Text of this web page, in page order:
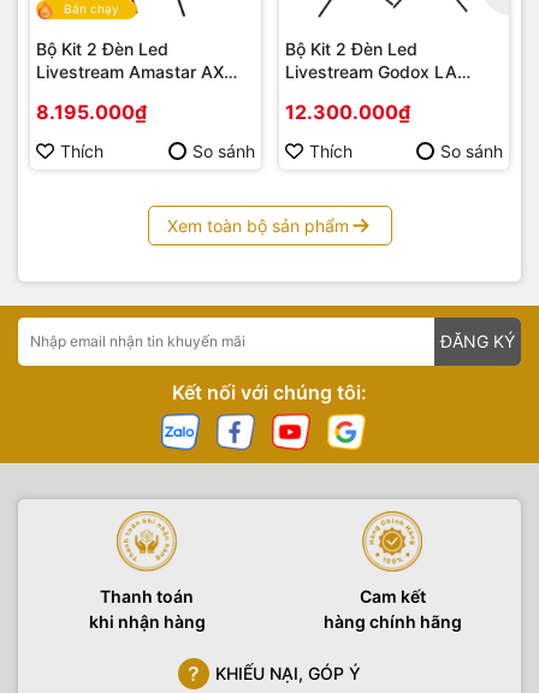
Bán chạy
Bộ Kit 2 Đèn Led
Livestream Amastar AX
8.195.000₫
Thích So sánh
Bộ Kit 2 Đèn Led
Livestream Godox LA
12.300.000₫
Thích So sánh
Xem toàn bộ sản phẩm
ĐĂNG KÝ
Kết nối với chúng tôi:
Thanh toán
khi nhận hàng
Cam kết
hàng chính hãng
KHIẾU NẠI, GÓP Ý